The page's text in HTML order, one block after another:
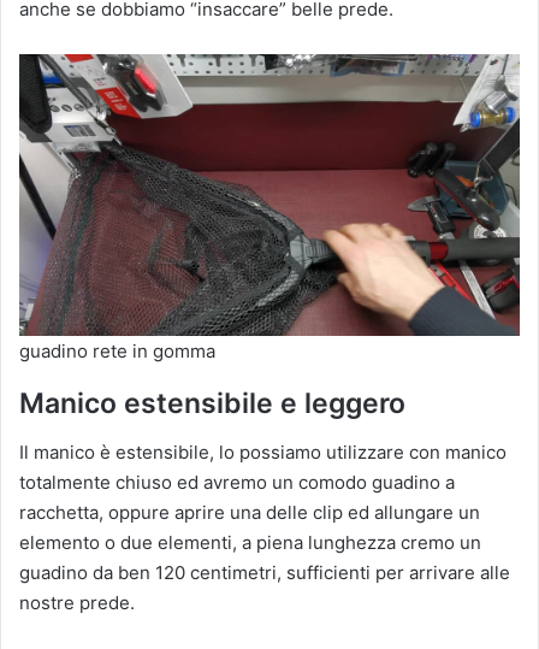
anche se dobbiamo “insaccare” belle prede.
guadino rete in gomma
Manico estensibile e leggero
Il manico è estensibile, lo possiamo utilizzare con manico
totalmente chiuso ed avremo un comodo guadino a
racchetta, oppure aprire una delle clip ed allungare un
elemento o due elementi, a piena lunghezza cremo un
guadino da ben 120 centimetri, sufficienti per arrivare alle
nostre prede.